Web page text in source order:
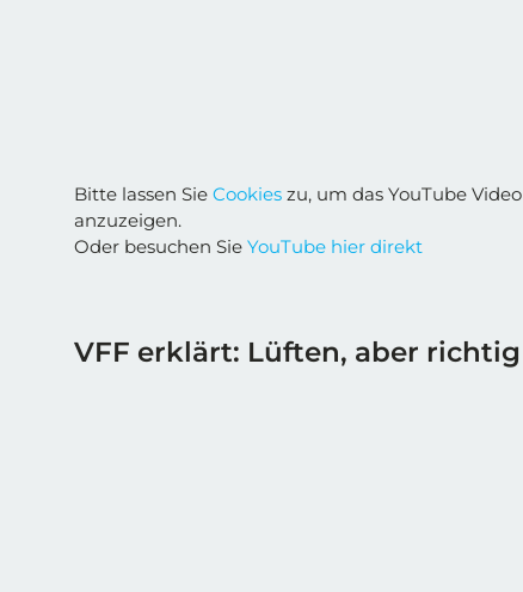
Bitte lassen Sie Cookies zu, um das YouTube Video
anzuzeigen.
Oder besuchen Sie YouTube hier direkt
VFF erklärt: Lüften, aber richtig